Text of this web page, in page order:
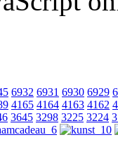
6932 6931 6930 6929
4165 4164 4163 4162
3645 3298 3225 3224